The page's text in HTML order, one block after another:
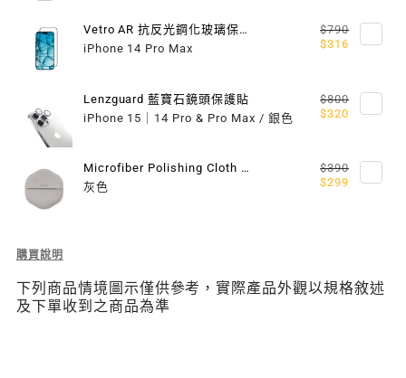
MAGSAFE）
援
MAGSAFE）
Vetro AR 抗反光鋼化玻璃保護貼
iPhone 14 Pro Max
$790
$316
Lenzguard 藍寶石鏡頭保護貼
iPhone 15｜14 Pro & Pro Max / 銀色
$800
$320
Microfiber Polishing Cloth 超細纖維擦拭布
灰色
$390
$299
Description
Alos
超
購買說明
下列商品情境圖示僅供參考，實際產品外觀以規格敘述
及下單收到之商品為準